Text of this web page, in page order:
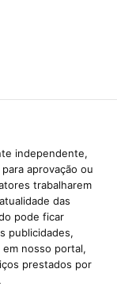
independente,
aprovação ou
trabalharem
das
pode ficar
publicidades,
nosso portal,
prestados por